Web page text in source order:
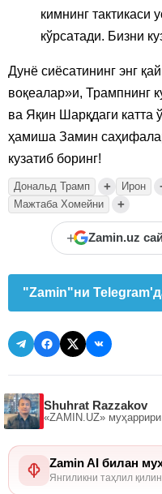
кимнинг тактикаси
кўрсатади. Бизни
Дунё сиёсатининг энг
воқеалар»и, Трампнинг
ва Яқин Шарқдаги катта
ҳамиша Замин
кузатиб боринг!
Дональд Трамп + Ирон
Мажтаба Хомейни +
+ Zamin.uz
"Zamin"ни
Shuhrat Razzakov
«ZAMIN.UZ» муҳаррири
Zamin AI билан
Янгиликни таҳлил